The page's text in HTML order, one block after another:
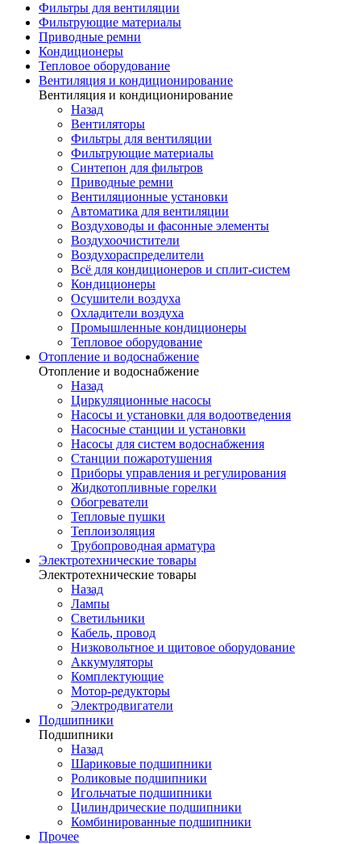
Фильтры для вентиляции
Фильтрующие материалы
Приводные ремни
Кондиционеры
Тепловое оборудование
Вентиляция и кондиционирование
Вентиляция и кондиционирование
Назад
Вентиляторы
Фильтры для вентиляции
Фильтрующие материалы
Синтепон для фильтров
Приводные ремни
Вентиляционные установки
Автоматика для вентиляции
Воздуховоды и фасонные элементы
Воздухоочистители
Воздухораспределители
Всё для кондиционеров и сплит-систем
Кондиционеры
Осушители воздуха
Охладители воздуха
Промышленные кондиционеры
Тепловое оборудование
Отопление и водоснабжение
Отопление и водоснабжение
Назад
Циркуляционные насосы
Насосы и установки для водоотведения
Насосные станции и установки
Насосы для систем водоснабжения
Станции пожаротушения
Приборы управления и регулирования
Жидкотопливные горелки
Обогреватели
Тепловые пушки
Теплоизоляция
Трубопроводная арматура
Электротехнические товары
Электротехнические товары
Назад
Лампы
Светильники
Кабель, провод
Низковольтное и щитовое оборудование
Аккумуляторы
Комплектующие
Мотор-редукторы
Электродвигатели
Подшипники
Подшипники
Назад
Шариковые подшипники
Роликовые подшипники
Игольчатые подшипники
Цилиндрические подшипники
Комбинированные подшипники
Прочее